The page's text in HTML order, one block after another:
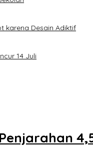
karena Desain Adiktif
14 Juli